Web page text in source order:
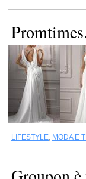
LIFESTYLE, MODA E